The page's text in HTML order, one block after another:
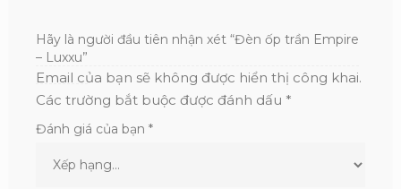
Hãy là người đầu tiên nhận xét “Đèn ốp trần Empire
– Luxxu”
Email của bạn sẽ không được hiển thị công khai.
Các trường bắt buộc được đánh dấu *
Đánh giá của bạn *